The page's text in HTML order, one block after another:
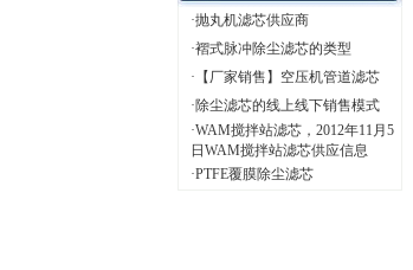
·抛丸机滤芯供应商
·褶式脉冲除尘滤芯的类型
· 【厂家销售】空压机管道滤芯
·除尘滤芯的线上线下销售模式
·WAM搅拌站滤芯，2012年11月5
日WAM搅拌站滤芯供应信息
·PTFE覆膜除尘滤芯